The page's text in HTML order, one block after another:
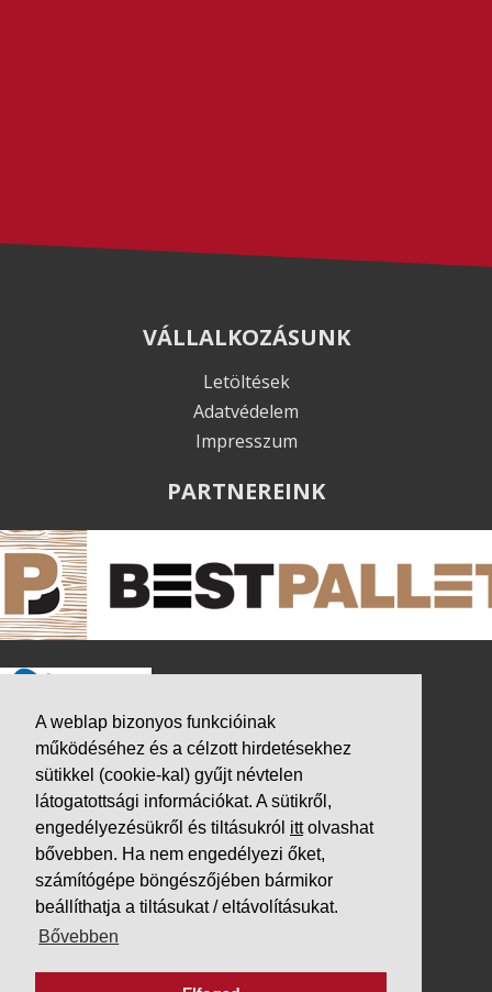
A weblap bizonyos funkcióinak
működéséhez és a célzott hirdetésekhez
sütikkel (cookie-kal) gyűjt névtelen
látogatottsági információkat. A sütikről,
engedélyezésükről és tiltásukról ittolvashat
bővebben. Ha nem engedélyezi őket,
számítógépe böngészőjében bármikor
beállíthatja a tiltásukat / eltávolításukat.
Bővebben
VÁLLALKOZÁSUNK
Letöltések
Adatvédelem
Impresszum
PARTNEREINK
Autópálya díjak